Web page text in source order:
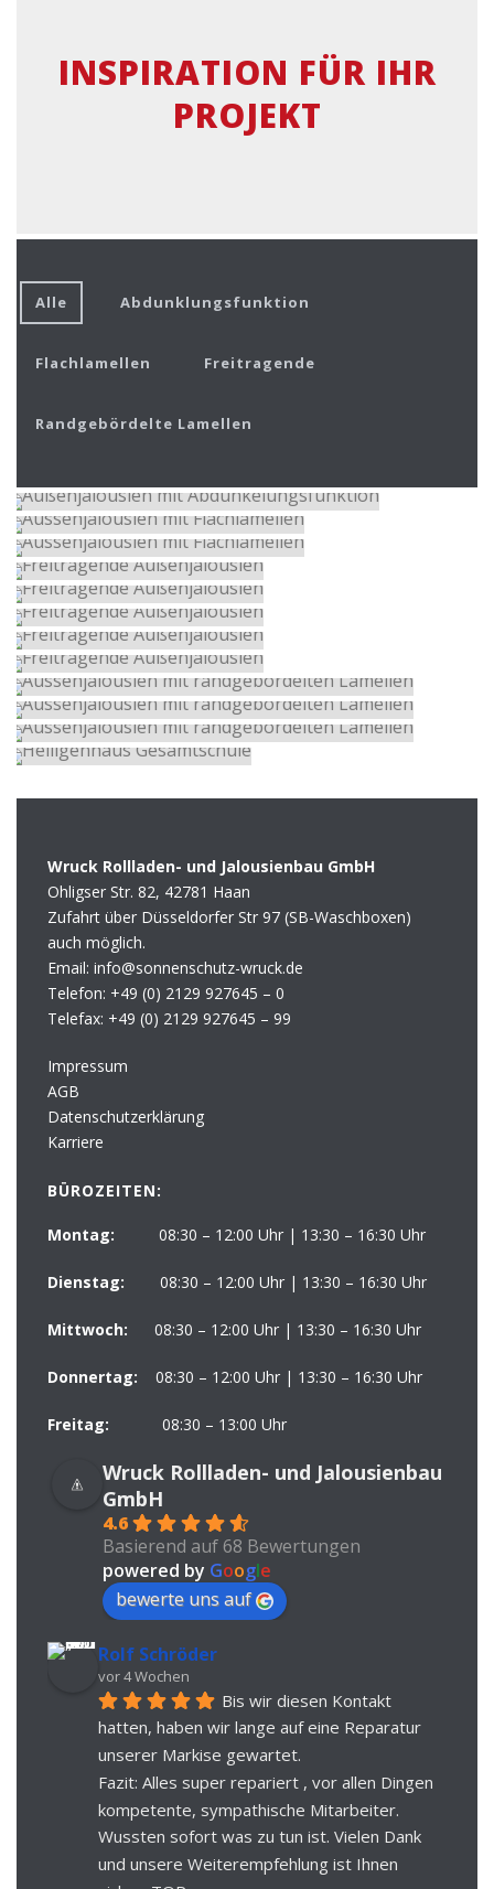
INSPIRATION FÜR IHR
PROJEKT
Alle Abdunklungsfunktion
Flachlamellen Freitragende
Randgebördelte Lamellen
Wruck Rollladen- und Jalousienbau GmbH
Ohligser Str. 82, 42781 Haan
Zufahrt über Düsseldorfer Str 97 (SB-Waschboxen)
auch möglich.
Email: info@sonnenschutz-wruck.de
Telefon: +49 (0) 2129 927645 – 0
Telefax: +49 (0) 2129 927645 – 99
Impressum
AGB
Datenschutzerklärung
Karriere
BÜROZEITEN:
Montag: 08:30 – 12:00 Uhr | 13:30 – 16:30 Uhr
Dienstag: 08:30 – 12:00 Uhr | 13:30 – 16:30 Uhr
Mittwoch: 08:30 – 12:00 Uhr | 13:30 – 16:30 Uhr
Donnertag: 08:30 – 12:00 Uhr | 13:30 – 16:30 Uhr
Freitag: 08:30 – 13:00 Uhr
Wruck Rollladen- und Jalousienbau
GmbH
4.6
Basierend auf 68 Bewertungen
powered by Google
bewerte uns auf
Rolf Schröder
vor 4 Wochen
Bis wir diesen Kontakt
hatten, haben wir lange auf eine Reparatur
unserer Markise gewartet.
Fazit: Alles super repariert , vor allen Dingen
kompetente, sympathische Mitarbeiter.
Wussten sofort was zu tun ist. Vielen Dank
und unsere Weiterempfehlung ist Ihnen